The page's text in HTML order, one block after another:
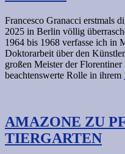
Francesco Granacci erstmals
2025 in Berlin völlig
1964 bis 1968 verfasse ich in
Doktorarbeit über den
großen Meister der
beachtenswerte Rolle in ihrem
AMAZONE ZU
TIERGARTEN